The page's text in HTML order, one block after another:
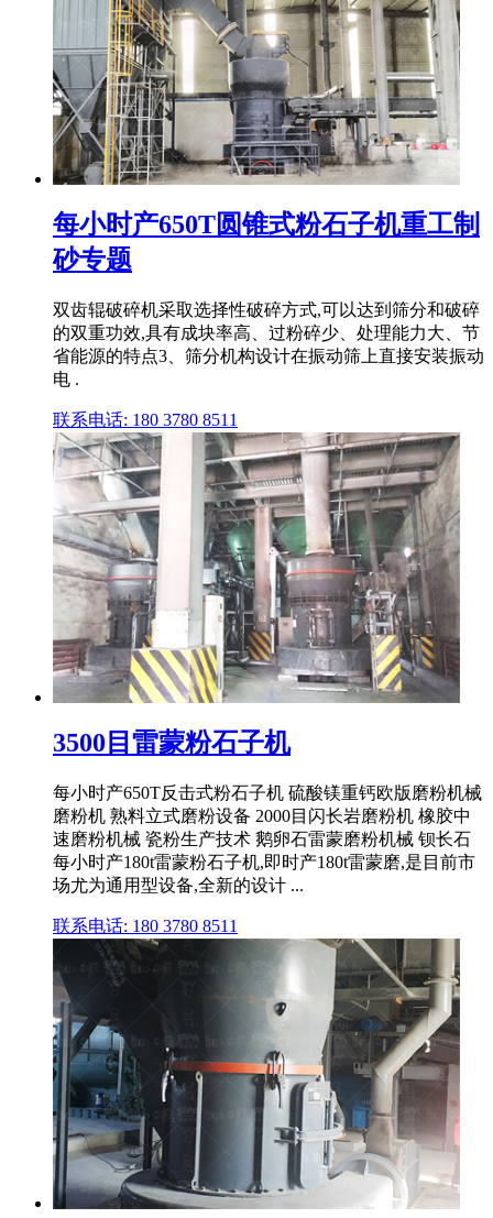
每小时产650T圆锥式粉石子机重工制
砂专题
双齿辊破碎机采取选择性破碎方式,可以达到筛分和破碎
的双重功效,具有成块率高、过粉碎少、处理能力大、节
省能源的特点3、筛分机构设计在振动筛上直接安装振动
电 .
联系电话: 180 3780 8511
3500目雷蒙粉石子机
每小时产650T反击式粉石子机 硫酸镁重钙欧版磨粉机械
磨粉机 熟料立式磨粉设备 2000目闪长岩磨粉机 橡胶中
速磨粉机械 瓷粉生产技术 鹅卵石雷蒙磨粉机械 钡长石
每小时产180t雷蒙粉石子机,即时产180t雷蒙磨,是目前市
场尤为通用型设备,全新的设计 ...
联系电话: 180 3780 8511